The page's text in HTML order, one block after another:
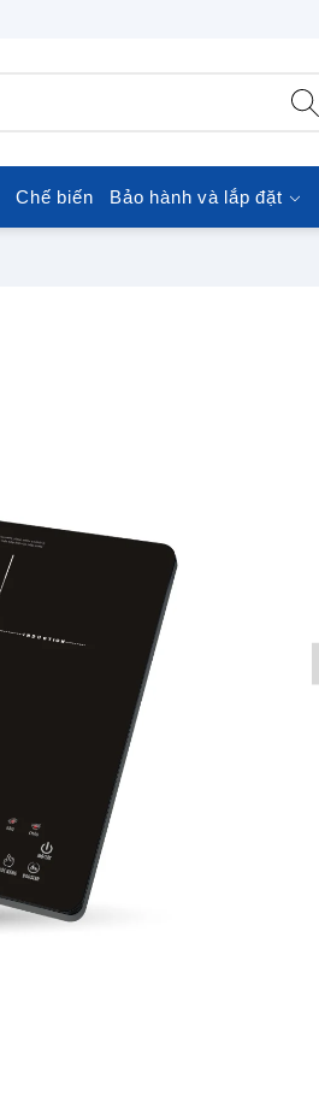
Chế biến Bảo hành và lắp đặt